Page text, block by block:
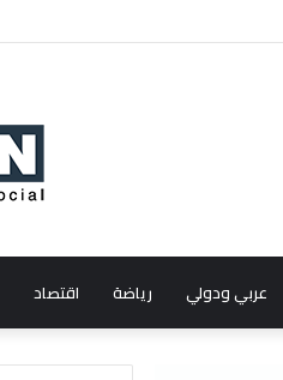
أمام الوافدين من إيطاليا!
عربي ودولي رياضة اقتصاد